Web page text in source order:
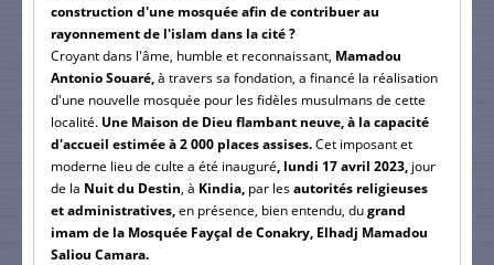
construction d'une mosquée afin de contribuer au
rayonnement de l'islam dans la cité ?
Croyant dans l'âme, humble et reconnaissant, Mamadou
Antonio Souaré,à travers sa fondation, a financé la réalisation
d'une nouvelle mosquée pour les fidèles musulmans de cette
localité. Une Maison de Dieu flambant neuve, à la capacité
d'accueil estimée à 2 000 places assises.Cet imposant et
moderne lieu de culte a été inauguré, lundi 17 avril 2023, jour
de la Nuit du Destin, à Kindia, par lesautorités religieuses
et administratives,en présence, bien entendu, dugrand
imam de la Mosquée Fayçal de Conakry, Elhadj Mamadou
Saliou Camara.